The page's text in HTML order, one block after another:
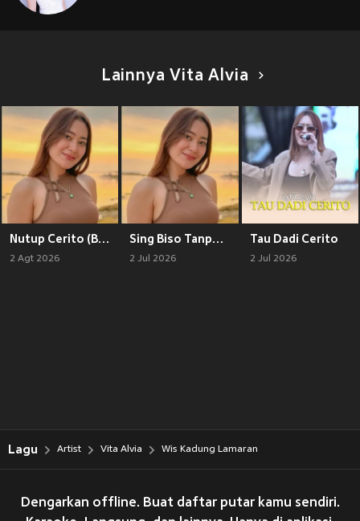
Lainnya Vita Alvia
Nutup Cerito (Breakbeat)
2 Agt 2026
Sing Biso Tanpo Riko (Breakbeat)
2 Jul 2026
Tau Dadi Cerito
2 Jul 2026
Lagu Artist Vita Alvia Wis Kadung Lamaran
Dengarkan offline. Buat daftar putar kamu sendiri.